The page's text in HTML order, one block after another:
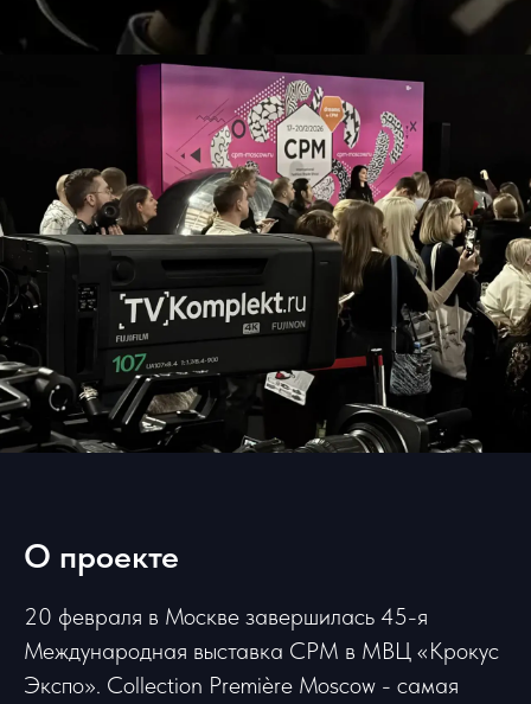
О проекте
20 февраля в Москве завершилась 45-я
Международная выставка CPM в МВЦ «Крокус
Экспо». Collection Première Moscow - самая